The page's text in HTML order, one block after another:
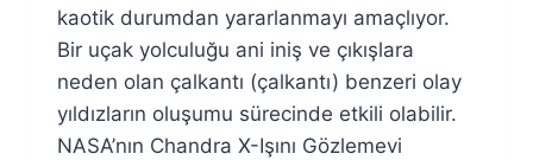
kaotik durumdan yararlanmayı amaçlıyor.
Bir uçak yolculuğu ani iniş ve çıkışlara
neden olan çalkantı (çalkantı) benzeri olay
yıldızların oluşumu sürecinde etkili olabilir.
NASA’nın Chandra X-Işını Gözlemevi